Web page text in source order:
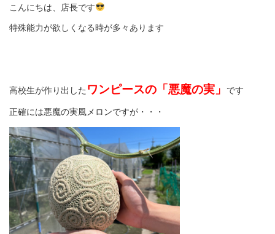
こんにちは、店長です
特殊能力が欲しくなる時が多々あります
高校生が作り出した ワンピースの「悪魔の実」 です
正確には悪魔の実風メロンですが・・・